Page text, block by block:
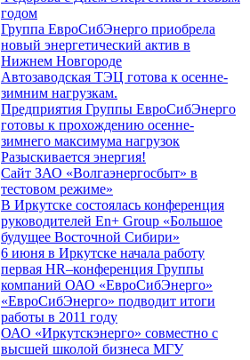
годом
Группа ЕвроСибЭнерго приобрела
новый энергетический актив в
Нижнем Новгороде
Автозаводская ТЭЦ готова к осенне-
зимним нагрузкам.
Предприятия Группы ЕвроСибЭнерго
готовы к прохождению осенне-
зимнего максимума нагрузок
Разыскивается энергия!
Сайт ЗАО «Волгаэнергосбыт» в
тестовом режиме»
В Иркутске состоялась конференция
руководителей En+ Group «Большое
будущее Восточной Сибири»
6 июня в Иркутске начала работу
первая HR–конференция Группы
компаний ОАО «ЕвроСибЭнерго»
«ЕвроСибЭнерго» подводит итоги
работы в 2011 году
ОАО «Иркутскэнерго» совместно с
высшей школой бизнеса МГУ